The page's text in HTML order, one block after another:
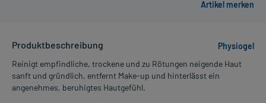
Produktbeschreibung
Physiogel
Reinigt empfindliche, trockene und zu Rötungen neigende Haut
sanft und gründlich, entfernt Make-up und hinterlässt ein
angenehmes, beruhigtes Hautgefühl.